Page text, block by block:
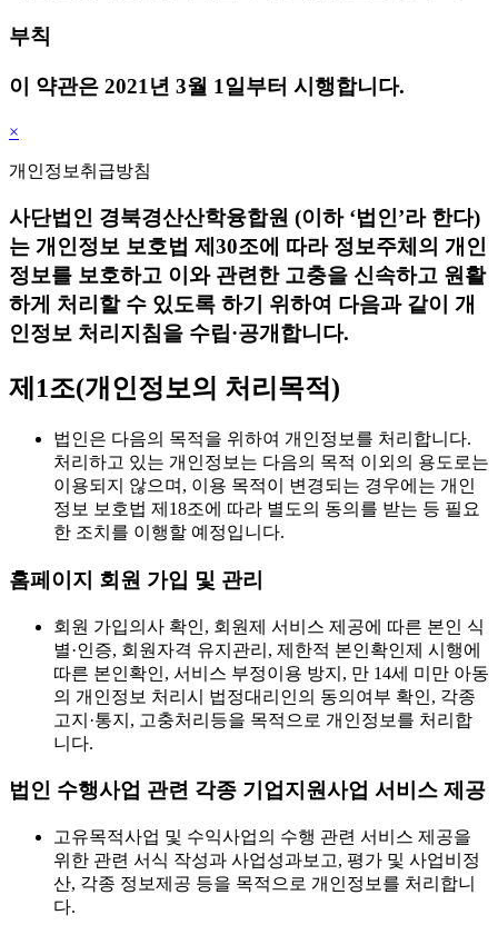
부칙
이 약관은 2021년 3월 1일부터 시행합니다.
×
개인정보취급방침
사단법인 경북경산산학융합원 (이하 ‘법인’라 한다)
는 개인정보 보호법 제30조에 따라 정보주체의 개인
정보를 보호하고 이와 관련한 고충을 신속하고 원활
하게 처리할 수 있도록 하기 위하여 다음과 같이 개
인정보 처리지침을 수립·공개합니다.
제1조(개인정보의 처리목적)
법인은 다음의 목적을 위하여 개인정보를 처리합니다.
처리하고 있는 개인정보는 다음의 목적 이외의 용도로는
이용되지 않으며, 이용 목적이 변경되는 경우에는 개인
정보 보호법 제18조에 따라 별도의 동의를 받는 등 필요
한 조치를 이행할 예정입니다.
홈페이지 회원 가입 및 관리
회원 가입의사 확인, 회원제 서비스 제공에 따른 본인 식
별·인증, 회원자격 유지관리, 제한적 본인확인제 시행에
따른 본인확인, 서비스 부정이용 방지, 만 14세 미만 아동
의 개인정보 처리시 법정대리인의 동의여부 확인, 각종
고지·통지, 고충처리등을 목적으로 개인정보를 처리합
니다.
법인 수행사업 관련 각종 기업지원사업 서비스 제공
고유목적사업 및 수익사업의 수행 관련 서비스 제공을
위한 관련 서식 작성과 사업성과보고, 평가 및 사업비정
산, 각종 정보제공 등을 목적으로 개인정보를 처리합니
다.